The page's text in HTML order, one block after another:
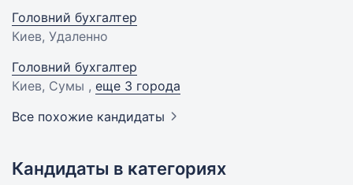
Головний бухгалтер
Киев, Удаленно
Головний бухгалтер
Киев, Сумы , еще 3 города
Все похожие кандидаты
Кандидаты в категориях